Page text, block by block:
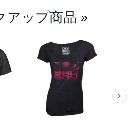
アップ商品 »